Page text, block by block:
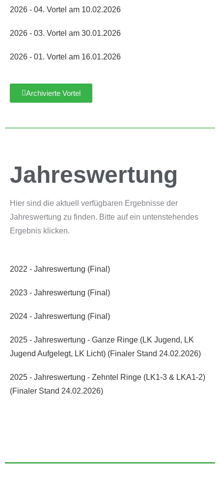
2026 - 04. Vortel am 10.02.2026
2026 - 03. Vortel am 30.01.2026
2026 - 01. Vortel am 16.01.2026
Archivierte Vortel
Jahreswertung
Hier sind die aktuell verfügbaren Ergebnisse der
Jahreswertung zu finden. Bitte auf ein untenstehendes
Ergebnis klicken.
2022 - Jahreswertung (Final)
2023 - Jahreswertung (Final)
2024 - Jahreswertung (Final)
2025 - Jahreswertung - Ganze Ringe (LK Jugend, LK
Jugend Aufgelegt, LK Licht) (Finaler Stand 24.02.2026)
2025 - Jahreswertung - Zehntel Ringe (LK1-3 & LKA1-2)
(Finaler Stand 24.02.2026)